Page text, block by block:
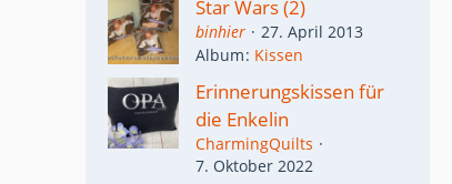
Star Wars (2)
binhier
27. April 2013
Album Kissen
Erinnerungskissen für
die Enkelin
CharmingQuilts
7. Oktober 2022